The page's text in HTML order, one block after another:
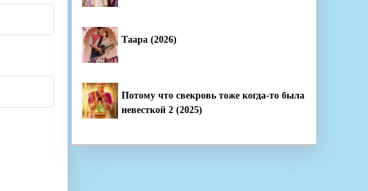
Таара (2026)
Потому что свекровь тоже когда-то была
невесткой 2 (2025)